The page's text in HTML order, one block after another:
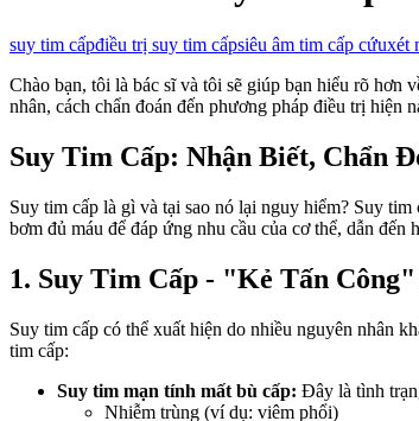
suy tim cấpđiều trị suy tim cấpsiêu âm tim cấp cứuxét
Chào bạn, tôi là bác sĩ và tôi sẽ giúp bạn hiểu rõ hơn
nhân, cách chẩn đoán đến phương pháp điều trị hiện
Suy Tim Cấp: Nhận Biết, Chẩn
Suy tim cấp là gì và tại sao nó lại nguy hiểm? Suy
bơm đủ máu để đáp ứng nhu cầu của cơ thể, dẫn
1. Suy Tim Cấp - "Kẻ Tấn
Suy tim cấp có thể xuất hiện do nhiều nguyên nhân
tim cấp:
Suy tim mạn tính mất bù cấp: Đây là tình
Nhiễm trùng (ví dụ: viêm phổi)